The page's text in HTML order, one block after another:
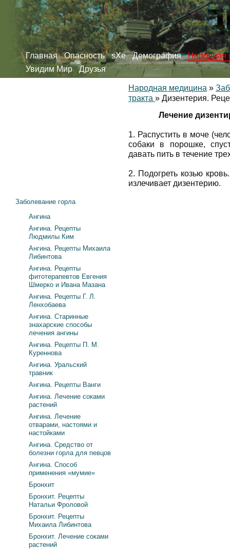
Главная Опасность sXe Демография
Народная
Увидим Мир
Друзья
Народная медицина »
тракта » Дизентерия.
Лечение
1. Распустить в моче
собаки в порошке,
давать пить в течение
2. Подогреть козью
излечивает дизентерию.
Заболевание горла
Ангина
Ангина. Рецепты
Людмилы Ким
Ангина. Рецепты Михаила
Либинтова
Ангина. Рецепты
фитотерапевтов Евгения
Шмерко и Ивана Мазана
Ангина. Рецепты Г. Л.
Ленхобаева
Ангина. Старинные
знахарские способы
лечения ангины
Ангина. Рецепты П. М.
Куреннова
Ангина. Уральский
травник
Ангина. Рецепты Ванги
Ангина. Лечение соками
растений
Ангина. Лечение
отварами, настоями и
настойками
Ангина. Средство от
болезни горла для певцов
Ангина. Способ
применения «мумие»
Бронхит
Бронхит. Рецепты
Натальи Фроловой
Бронхит. Рецепты
Михаила Либинтова
Бронхит. Лечение соками
растений